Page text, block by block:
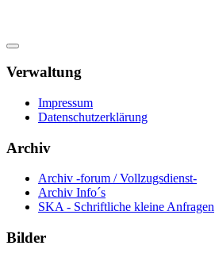
Verwaltung
Impressum
Datenschutzerklärung
Archiv
Archiv -forum / Vollzugsdienst-
Archiv Info´s
SKA - Schriftliche kleine Anfragen
Bilder